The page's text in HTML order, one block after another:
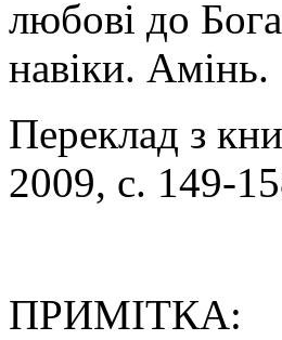
любові до
навіки. Амінь.
Переклад з
2009, с. 149-
ПРИМІТКА: